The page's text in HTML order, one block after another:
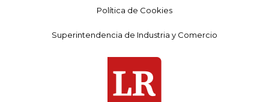
Política de Cookies
Superintendencia de Industria y Comercio